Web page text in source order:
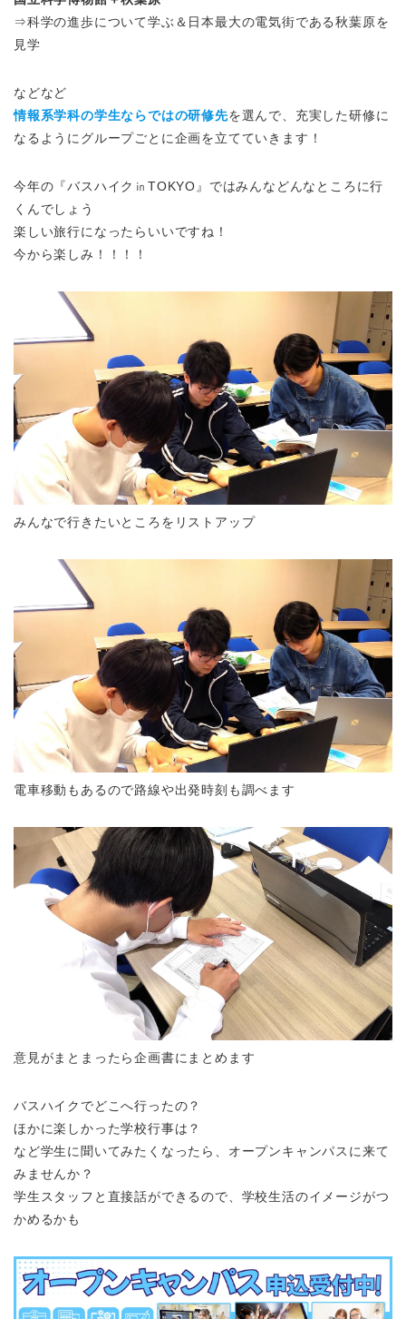
⇒科学の進歩について学ぶ＆日本最大の電気街である秋葉原を
見学
などなど
情報系学科の学生ならではの研修先を選んで、充実した研修に
なるようにグループごとに企画を立てていきます！
今年の『バスハイク㏌TOKYO』ではみんなどんなところに行
くんでしょう
楽しい旅行になったらいいですね！
今から楽しみ！！！！
みんなで行きたいところをリストアップ
電車移動もあるので路線や出発時刻も調べます
意見がまとまったら企画書にまとめます
バスハイクでどこへ行ったの？
ほかに楽しかった学校行事は？
など学生に聞いてみたくなったら、オープンキャンパスに来て
みませんか？
学生スタッフと直接話ができるので、学校生活のイメージがつ
かめるかも